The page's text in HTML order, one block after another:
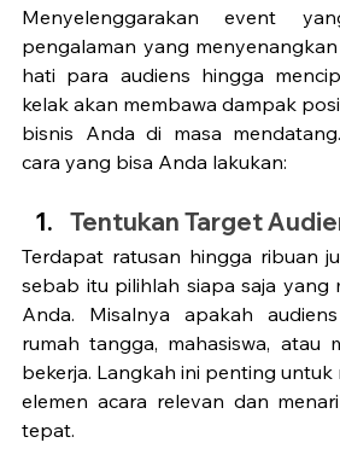
Menyelenggarakan event
pengalaman yang
hati para audiens hingga
kelak akan membawa dampak
bisnis Anda di masa
cara yang bisa Anda lakukan:
Tentukan Target
Terdapat ratusan hingga ribuan
sebab itu pilihlah siapa saja yang
Anda. Misalnya apakah
rumah tangga, mahasiswa, atau
bekerja. Langkah ini penting untuk
elemen acara relevan dan
tepat.